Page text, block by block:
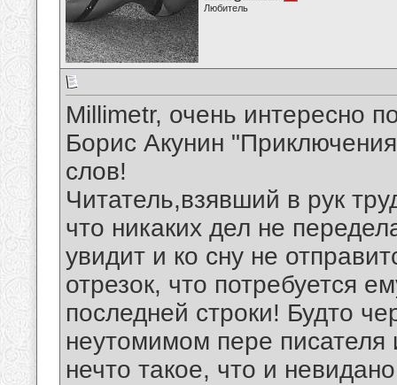
Любитель
Millimetr, очень интересно
Борис Акунин
слов!
Читатель,взявший в рук
что никаких дел не
увидит и ко сну не
отрезок, что потребуется
последней строки! Будто
неутомимом пере писателя
нечто такое, что и